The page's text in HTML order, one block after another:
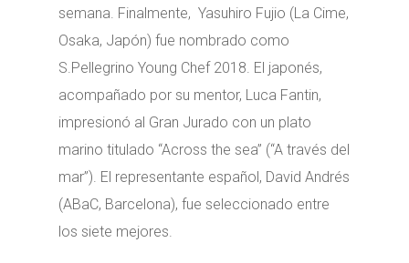
semana. Finalmente, Yasuhiro Fujio (La Cime,
Osaka, Japón) fue nombrado como
S.Pellegrino Young Chef 2018. El japonés,
acompañado por su mentor, Luca Fantin,
impresionó al Gran Jurado con un plato
marino titulado “Across the sea” (“A través del
mar”). El representante español, David Andrés
(ABaC, Barcelona), fue seleccionado entre
los siete mejores.